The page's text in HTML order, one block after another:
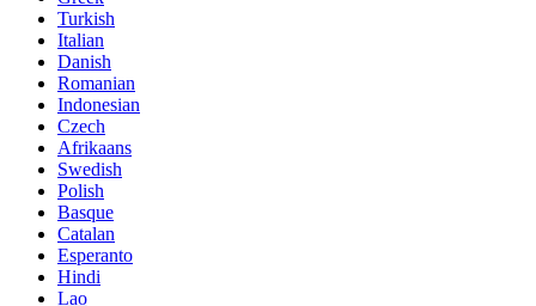
Turkish
Italian
Danish
Romanian
Indonesian
Czech
Afrikaans
Swedish
Polish
Basque
Catalan
Esperanto
Hindi
Lao